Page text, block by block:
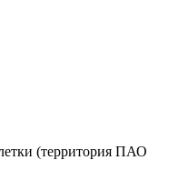
(территория ПАО